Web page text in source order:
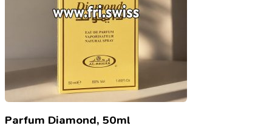
Parfum Diamond, 50ml